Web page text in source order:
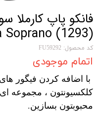
Soprano (1293)
کد محصول: FU59292
اتمام موجودی
با اضافه کردن فیگور
کلکسیونتون ، مجموعه
محبوبتون بسازین.